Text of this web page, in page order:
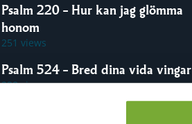
Psalm 220 – Hur kan jag glömma
honom
251 views
Psalm 524 – Bred dina vida vingar
238 views